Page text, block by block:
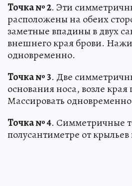
Точка № 2. Эти
расположены на обеих
заметные впадины в двух
внешнего края брови.
одновременно.
Точка № 3. Две
основания носа, возле
Массировать
Точка № 4. Симметричные
полусантиметре от крыльев